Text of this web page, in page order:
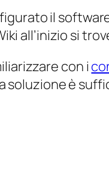
il
all’inizio si
con i
soluzione è